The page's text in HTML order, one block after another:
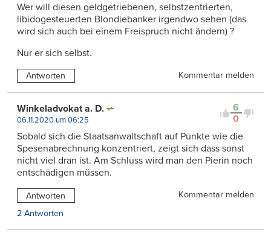
Wer will diesen geldgetriebenen, selbstzentrierten,
libidogesteuerten Blondiebanker irgendwo sehen (das
wird sich auch bei einem Freispruch nicht ändern) ?
Nur er sich selbst.
Antworten Kommentar melden
6
0
Winkeladvokat a. D.
06.11.2020 um 06:25
Sobald sich die Staatsanwaltschaft auf Punkte wie die
Spesenabrechnung konzentriert, zeigt sich dass sonst
nicht viel dran ist. Am Schluss wird man den Pierin noch
entschädigen müssen.
Antworten
Kommentar melden
2 Antworten